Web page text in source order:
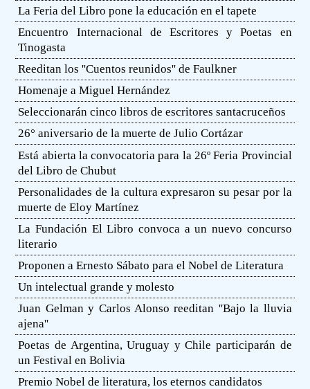
La Feria del Libro pone la educación en el tapete
Encuentro Internacional de Escritores y Poetas en
Tinogasta
Reeditan los ''Cuentos reunidos'' de Faulkner
Homenaje a Miguel Hernández
Seleccionarán cinco libros de escritores santacruceños
26° aniversario de la muerte de Julio Cortázar
Está abierta la convocatoria para la 26º Feria Provincial
del Libro de Chubut
Personalidades de la cultura expresaron su pesar por la
muerte de Eloy Martínez
La Fundación El Libro convoca a un nuevo concurso
literario
Proponen a Ernesto Sábato para el Nobel de Literatura
Un intelectual grande y molesto
Juan Gelman y Carlos Alonso reeditan ''Bajo la lluvia
ajena''
Poetas de Argentina, Uruguay y Chile participarán de
un Festival en Bolivia
Premio Nobel de literatura, los eternos candidatos